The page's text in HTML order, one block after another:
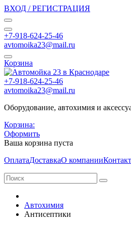
ВХОД / РЕГИСТРАЦИЯ
+7-918-624-25-46
avtomoika23@mail.ru
Корзина
+7-918-624-25-46
avtomoika23@mail.ru
Оборудование, автохимия и
Корзина:
Оформить
Ваша корзина пуста
ОплатаДоставкаО компании
Автохимия
Антисептики